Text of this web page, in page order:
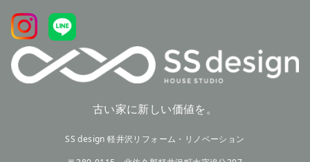
古い家に新しい価値を。
SS design 軽井沢リフォーム・リノベーション